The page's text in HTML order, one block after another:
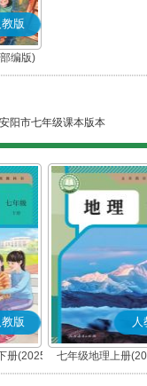
教版
编版)
阳市七年级课本版本
教版
册(2025
)
人
七年级地理上册